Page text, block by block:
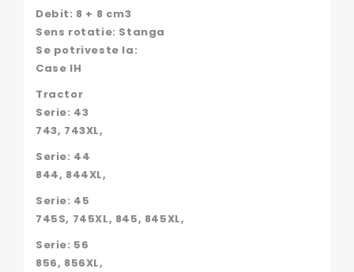
Debit: 8 + 8 cm3
Sens rotatie: Stanga
Se potriveste la:
Case IH
Tractor
Serie: 43
743, 743XL,
Serie: 44
844, 844XL,
Serie: 45
745S, 745XL, 845, 845XL,
Serie: 56
856, 856XL,